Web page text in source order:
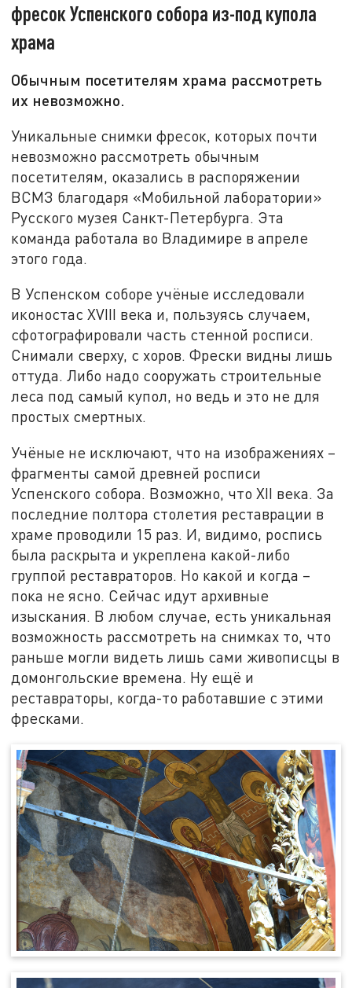
фресок Успенского собора из-под купола
храма
Обычным посетителям храма рассмотреть
их невозможно.
Уникальные снимки фресок, которых почти
невозможно рассмотреть обычным
посетителям, оказались в распоряжении
ВСМЗ благодаря «Мобильной лаборатории»
Русского музея Санкт-Петербурга. Эта
команда работала во Владимире в апреле
этого года.
В Успенском соборе учёные исследовали
иконостас XVIII века и, пользуясь случаем,
сфотографировали часть стенной росписи.
Снимали сверху, с хоров. Фрески видны лишь
оттуда. Либо надо сооружать строительные
леса под самый купол, но ведь и это не для
простых смертных.
Учёные не исключают, что на изображениях –
фрагменты самой древней росписи
Успенского собора. Возможно, что XII века. За
последние полтора столетия реставрации в
храме проводили 15 раз. И, видимо, роспись
была раскрыта и укреплена какой-либо
группой реставраторов. Но какой и когда –
пока не ясно. Сейчас идут архивные
изыскания. В любом случае, есть уникальная
возможность рассмотреть на снимках то, что
раньше могли видеть лишь сами живописцы в
домонгольские времена. Ну ещё и
реставраторы, когда-то работавшие с этими
фресками.